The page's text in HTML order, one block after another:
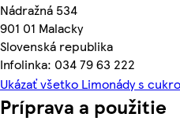
Nádražná 534
901 01 Malacky
Slovenská republika
Infolinka: 034 79 63 222
Ukázať všetko Limonády s
Príprava a použitie